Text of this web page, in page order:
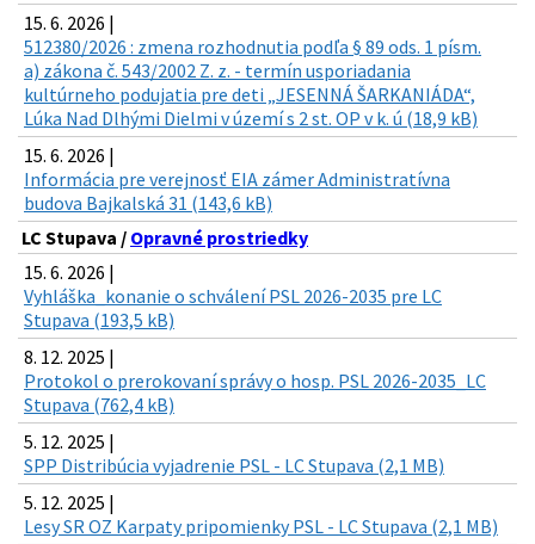
15. 6. 2026 |
512380/2026 : zmena rozhodnutia podľa § 89 ods. 1 písm.
a) zákona č. 543/2002 Z. z. - termín usporiadania
kultúrneho podujatia pre deti „JESENNÁ ŠARKANIÁDA“,
Lúka Nad Dlhými Dielmi v území s 2 st. OP v k. ú (18,9 kB)
15. 6. 2026 |
Informácia pre verejnosť EIA zámer Administratívna
budova Bajkalská 31 (143,6 kB)
LC Stupava / Opravné prostriedky
15. 6. 2026 |
Vyhláška_konanie o schválení PSL 2026-2035 pre LC
Stupava (193,5 kB)
8. 12. 2025 |
Protokol o prerokovaní správy o hosp. PSL 2026-2035_LC
Stupava (762,4 kB)
5. 12. 2025 |
SPP Distribúcia vyjadrenie PSL - LC Stupava (2,1 MB)
5. 12. 2025 |
Lesy SR OZ Karpaty pripomienky PSL - LC Stupava (2,1 MB)